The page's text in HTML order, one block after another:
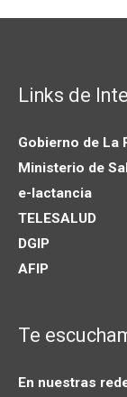
Links de
Gobierno de La
Ministerio de
e-lactancia
TELESALUD
DGIP
AFIP
Te
En nuestras